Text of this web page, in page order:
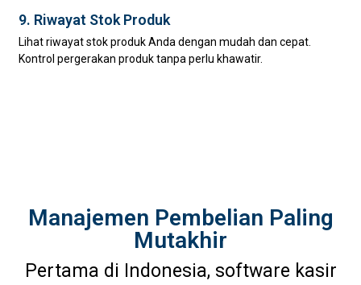
9. Riwayat Stok Produk
Lihat riwayat stok produk Anda dengan mudah dan cepat.
Kontrol pergerakan produk tanpa perlu khawatir.
Manajemen Pembelian Paling
Mutakhir
Pertama di Indonesia, software kasir